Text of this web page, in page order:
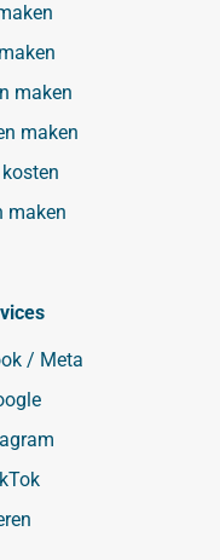
maken
maken
maken
/ Meta